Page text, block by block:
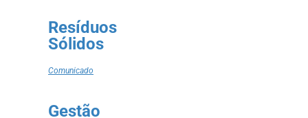
Resíduos
Sólidos
Comunicado
Gestão